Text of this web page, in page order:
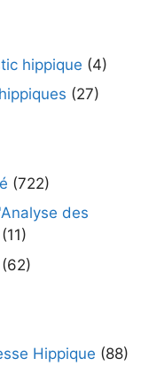
hippique (4)
(27)
(722)
des
(11)
(62)
Hippique (88)